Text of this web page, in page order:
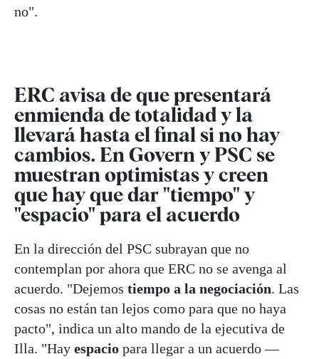
no".
ERC avisa de que presentará
enmienda de totalidad y la
llevará hasta el final si no hay
cambios. En Govern y PSC se
muestran optimistas y creen
que hay que dar "tiempo" y
"espacio" para el acuerdo
En la dirección del PSC subrayan que no
contemplan por ahora que ERC no se avenga al
acuerdo. "Dejemos tiempo a la negociación. Las
cosas no están tan lejos como para que no haya
pacto", indica un alto mando de la ejecutiva de
Illa. "Hay espacio para llegar a un acuerdo —